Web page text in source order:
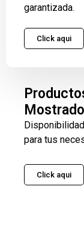
garantizada.
Click aqui
para tus
Click aqui